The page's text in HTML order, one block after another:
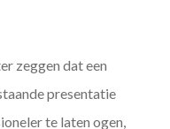
zeggen dat een
presentatie
te laten ogen,